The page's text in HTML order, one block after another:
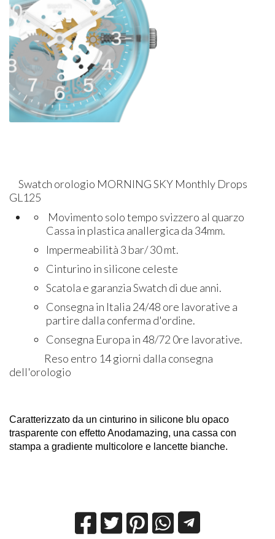
Swatch orologio MORNING SKY Monthly Drops
GL125
Movimento solo tempo svizzero al quarzo
Cassa in plastica anallergica da 34mm.
Impermeabilità 3 bar/ 30 mt.
Cinturino in silicone celeste
Scatola e garanzia Swatch di due anni.
Consegna in Italia 24/48 ore lavorative a
partire dalla conferma d'ordine.
Consegna Europa in 48/72 0re lavorative.
Reso entro 14 giorni dalla consegna
dell'orologio
Caratterizzato da un cinturino in silicone blu opaco
trasparente con effetto Anodamazing, una cassa con
stampa a gradiente multicolore e lancette bianche.